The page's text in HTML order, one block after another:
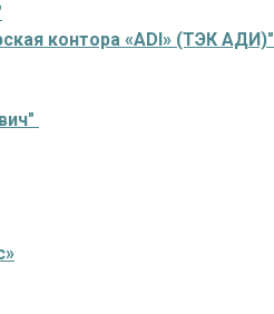
контора «ADI» (ТЭК AДИ)"